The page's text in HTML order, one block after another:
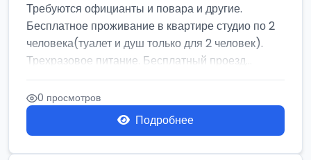
Требуются официанты и повара и другие.
Бесплатное проживание в квартире студио по 2
человека(туалет и душ только для 2 человек).
Трехразовое питание. Бесплатный проезд...
0 просмотров
Подробнее